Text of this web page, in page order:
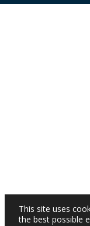
This site uses
the best possible